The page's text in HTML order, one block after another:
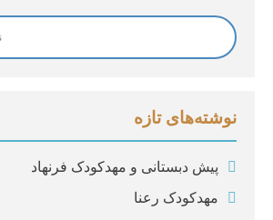
نوشته‌های تازه
پیش دبستانی و مهدکودک فرنهاد
مهدکودک رعنا